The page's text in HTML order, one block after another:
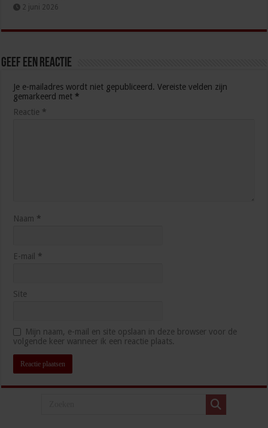
2 juni 2026
Geef een reactie
Je e-mailadres wordt niet gepubliceerd. Vereiste velden zijn
gemarkeerd met *
Reactie *
Naam *
E-mail *
Site
Mijn naam, e-mail en site opslaan in deze browser voor de
volgende keer wanneer ik een reactie plaats.